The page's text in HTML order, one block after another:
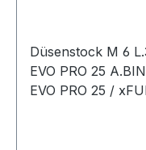
Düsenstock M 6
EVO PRO 25
EVO PRO 25 /